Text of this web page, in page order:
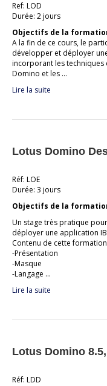
Ref: LOD
Durée: 2 jours
Objectifs de la
A la fin de ce cours, le
développer et déployer
incorporant les techniques
Domino et les …
Lire la suite
Lotus Domino
Réf: LOE
Durée: 3 jours
Objectifs de la
Un stage très pratique
déployer une application
Contenu de cette
-Présentation
-Masque
-Langage …
Lire la suite
Lotus Domino
Réf: LDD